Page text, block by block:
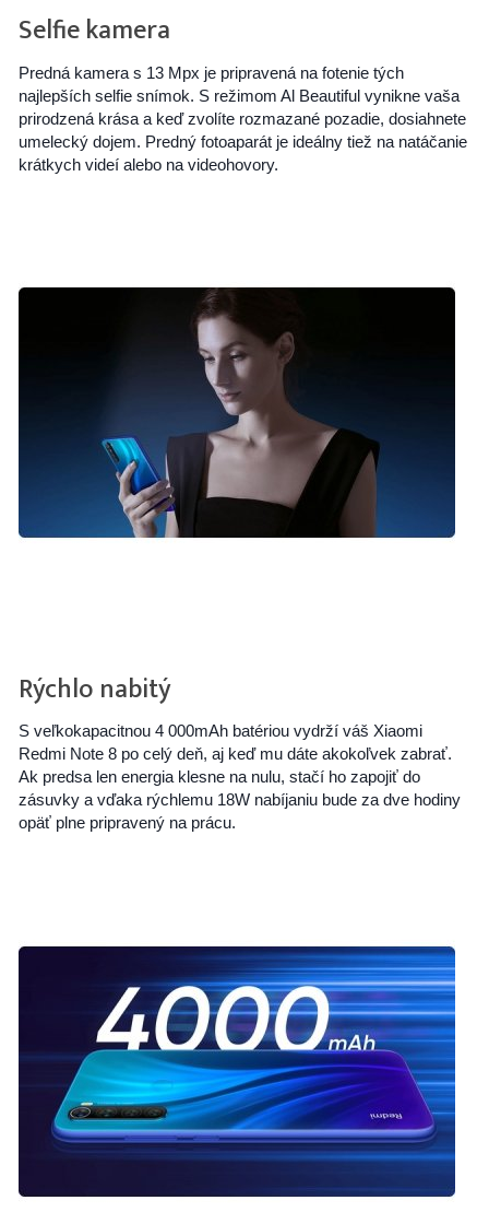
Selfie kamera
Predná kamera s 13 Mpx je pripravená na fotenie tých
najlepších selfie snímok. S režimom Al Beautiful vynikne vaša
prirodzená krása a keď zvolíte rozmazané pozadie, dosiahnete
umelecký dojem. Predný fotoaparát je ideálny tiež na natáčanie
krátkych videí alebo na videohovory.
Rýchlo nabitý
S veľkokapacitnou 4 000mAh batériou vydrží váš Xiaomi
Redmi Note 8 po celý deň, aj keď mu dáte akokoľvek zabrať.
Ak predsa len energia klesne na nulu, stačí ho zapojiť do
zásuvky a vďaka rýchlemu 18W nabíjaniu bude za dve hodiny
opäť plne pripravený na prácu.